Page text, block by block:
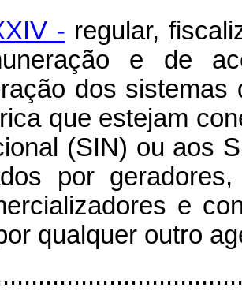
- regular,
e de
dos sistemas
que estejam
(SIN) ou aos
por
e
qualquer outro